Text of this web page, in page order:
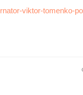
viktor-tomenko-